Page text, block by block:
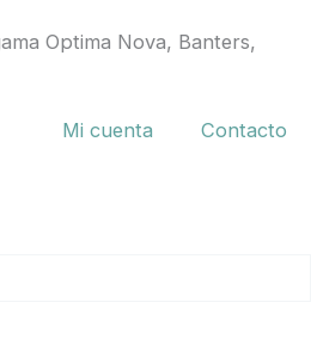
Optima Nova, Banters,
Mi cuenta Contacto